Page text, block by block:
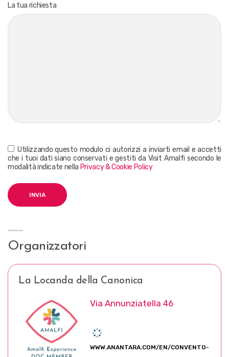
La tua richiesta
Utilizzando questo modulo ci autorizzi a inviarti email e accetti
che i tuoi dati siano conservati e gestiti da Visit Amalfi secondo le
modalità indicate nella Privacy & Cookie Policy
Organizzatori
La Locanda della Canonica
Via Annunziatella 46
WWW.ANANTARA.COM/EN/CONVENTO-